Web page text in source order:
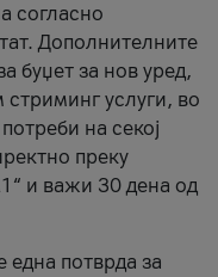
согласно
Дополнителните
буџет за нов уред,
услуги, во
на секој
преку
и важи 30 дена од
една потврда за